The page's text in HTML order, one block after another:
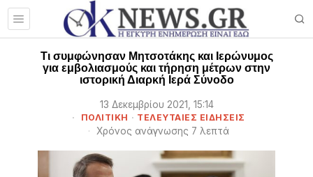
Τι συμφώνησαν Μητσοτάκης και Ιερώνυμος
για εμβολιασμούς και τήρηση μέτρων στην
ιστορική Διαρκή Ιερά Σύνοδο
13 Δεκεμβρίου 2021, 15:14
ΠΟΛΙΤΙΚΗ · ΤΕΛΕΥΤΑΙΕΣ ΕΙΔΗΣΕΙΣ
Χρόνος ανάγνωσης 7 λεπτά